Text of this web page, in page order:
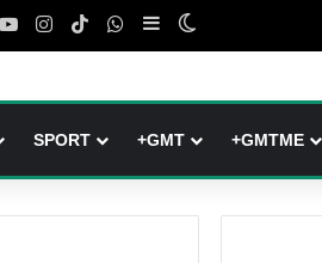
YouTubeInstagram
TikTokWhatsApp
Sidebar (barre
Switch skin
SPORT +GMT +GMTME